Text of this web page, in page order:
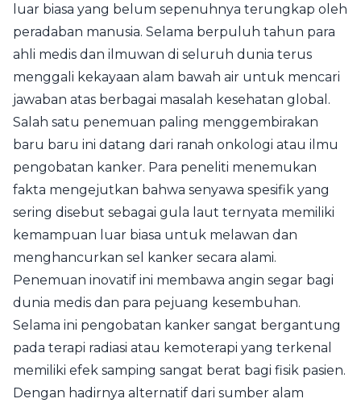
luar biasa yang belum sepenuhnya terungkap oleh
peradaban manusia. Selama berpuluh tahun para
ahli medis dan ilmuwan di seluruh dunia terus
menggali kekayaan alam bawah air untuk mencari
jawaban atas berbagai masalah kesehatan global.
Salah satu penemuan paling menggembirakan
baru baru ini datang dari ranah onkologi atau ilmu
pengobatan kanker. Para peneliti menemukan
fakta mengejutkan bahwa senyawa spesifik yang
sering disebut sebagai gula laut ternyata memiliki
kemampuan luar biasa untuk melawan dan
menghancurkan sel kanker secara alami.
Penemuan inovatif ini membawa angin segar bagi
dunia medis dan para pejuang kesembuhan.
Selama ini pengobatan kanker sangat bergantung
pada terapi radiasi atau kemoterapi yang terkenal
memiliki efek samping sangat berat bagi fisik pasien.
Dengan hadirnya alternatif dari sumber alam